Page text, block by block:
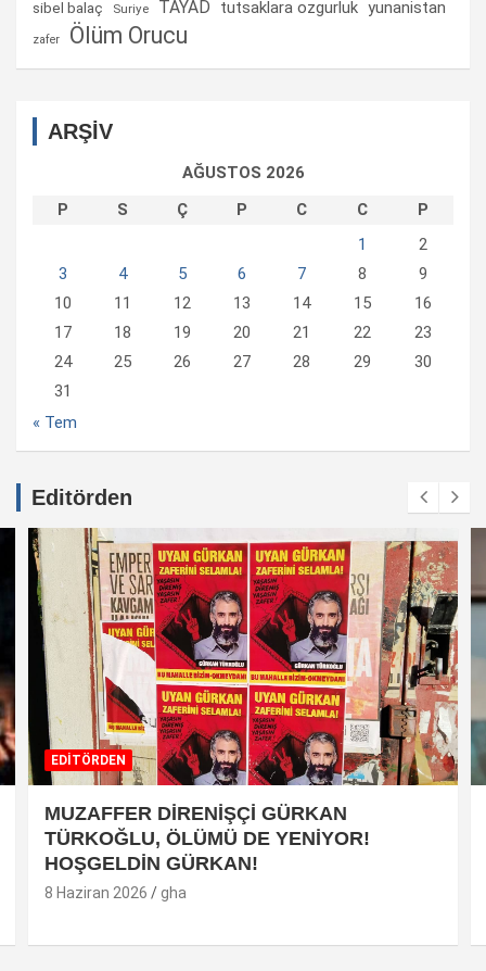
sibel balaç Suriye TAYAD tutsaklara ozgurluk yunanistan
zafer Ölüm Orucu
ARŞİV
AĞUSTOS 2026
P
S Ç P C C
P
1
2
3
4 5 6 7 8
9
10
11 12 13 14 15
16
17
18 19 20 21 22
23
24
25 26 27 28 29
30
31
« Tem
Editörden
EDİTÖRDEN
MUZAFFER DİRENİŞÇİ GÜRKAN
TÜRKOĞLU, ÖLÜMÜ DE YENİYOR!
HOŞGELDİN GÜRKAN!
8 Haziran 2026 gha